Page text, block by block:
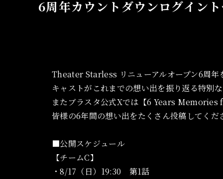
6周年カウントダウンログイン
Theater Starless リニューアルオープン6周年
キャストがこれまでの想い出を振り返る特別
またブラスタ公式Xでは【6 Years
皆様の6年間の想い出をたくさん投稿してくだ
■公開スケジュール
【チームC】
・8/17（日）19:30 第1話